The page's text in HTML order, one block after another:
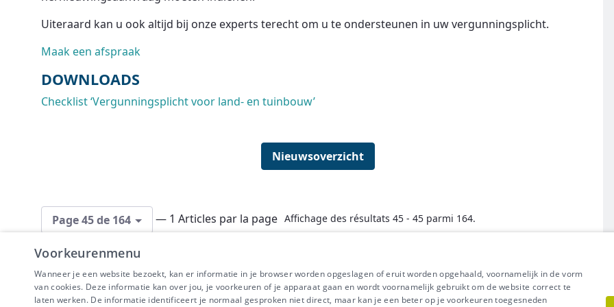
Uiteraard kan u ook altijd bij onze experts terecht om u te ondersteunen in uw vergunningsplicht.
Maak een afspraak
DOWNLOADS
Checklist ‘Vergunningsplicht voor land- en tuinbouw’
Nieuwsoverzicht
Page 45 de 164 — 1 Articles par la page Affichage des résultats 45 - 45 parmi 164.
Voorkeurenmenu
Wanneer je een website bezoekt, kan er informatie in je browser worden opgeslagen of eruit worden opgehaald, voornamelijk in de vorm
van cookies. Deze informatie kan over jou, je voorkeuren of je apparaat gaan en wordt voornamelijk gebruikt om de website correct te
laten werken. De informatie identificeert je normaal gesproken niet direct, maar kan je een beter op je voorkeuren toegesneden